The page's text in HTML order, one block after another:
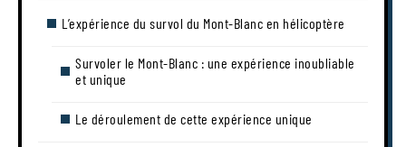
L’expérience du survol du Mont-Blanc en hélicoptère
Survoler le Mont-Blanc : une expérience inoubliable
et unique
Le déroulement de cette expérience unique